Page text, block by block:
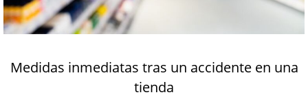
Medidas inmediatas tras un accidente en una
tienda